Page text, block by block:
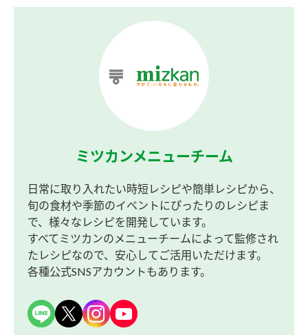
ミツカンメニューチーム
日常に取り入れたい時短レシピや簡単レシピから、
旬の食材や季節のイベントにぴったりのレシピま
で、様々なレシピを開発しています。
すべてミツカンのメニューチームによって監修され
たレシピなので、安心してご活用いただけます。
各種公式SNSアカウントもあります。